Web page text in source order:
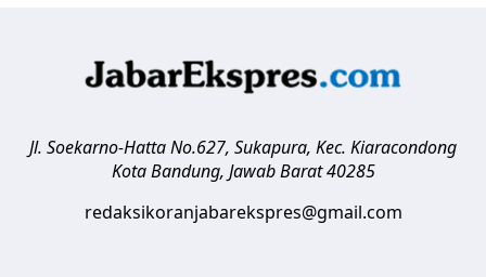
Jl. Soekarno-Hatta No.627, Sukapura, Kec. Kiaracondong
Kota Bandung, Jawab Barat 40285
redaksikoranjabarekspres@gmail.com